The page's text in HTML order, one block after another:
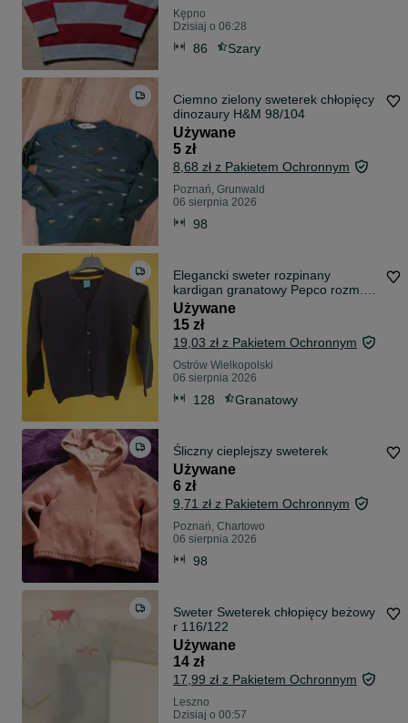
Kępno
Dzisiaj o 06:28
86 Szary
Ciemno zielony sweterek chłopięcy
dinozaury H&M 98/104
Używane
5 zł
8,68 zł z Pakietem Ochronnym
Poznań, Grunwald
06 sierpnia 2026
98
Elegancki sweter rozpinany
kardigan granatowy Pepco rozm.
128 galowy
Używane
15 zł
19,03 zł z Pakietem Ochronnym
Ostrów Wielkopolski
06 sierpnia 2026
128 Granatowy
Śliczny cieplejszy sweterek
Używane
6 zł
9,71 zł z Pakietem Ochronnym
Poznań, Chartowo
06 sierpnia 2026
98
Sweter Sweterek chłopięcy beżowy
r 116/122
Używane
14 zł
17,99 zł z Pakietem Ochronnym
Leszno
Dzisiaj o 00:57